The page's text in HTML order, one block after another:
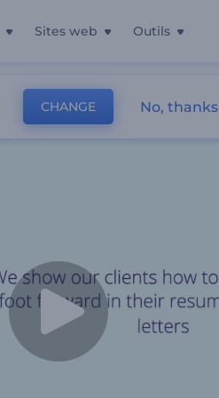
Sites web Outils
CHANGE No, thanks